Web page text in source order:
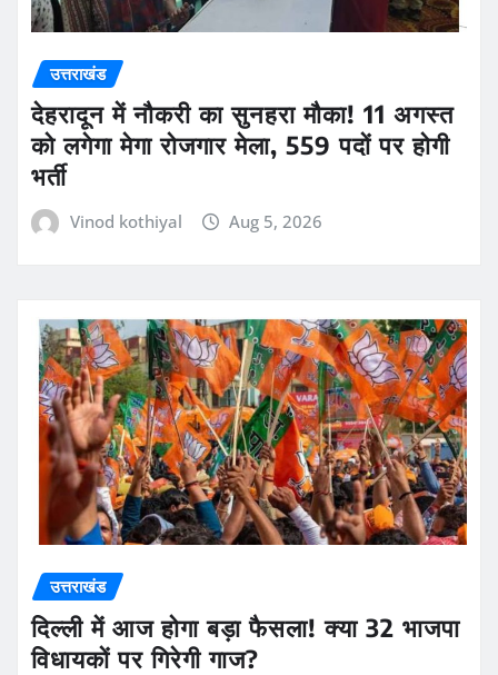
उत्तराखंड
देहरादून में नौकरी का सुनहरा मौका! 11 अगस्त
को लगेगा मेगा रोजगार मेला, 559 पदों पर होगी
भर्ती
Vinod kothiyal Aug 5, 2026
उत्तराखंड
दिल्ली में आज होगा बड़ा फैसला! क्या 32 भाजपा
विधायकों पर गिरेगी गाज?